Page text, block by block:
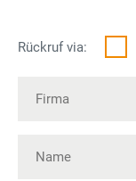
Rückruf via: